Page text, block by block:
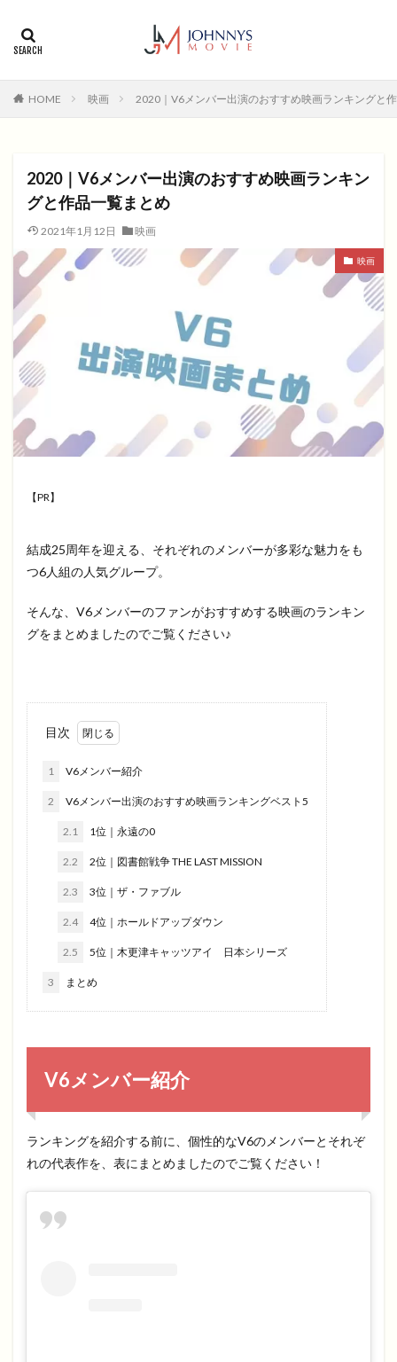
HOME 映画 2020｜V6メンバー出演のおすすめ映画ランキングと
2020｜V6メンバー出演のおすすめ映画ランキン
グと作品一覧まとめ
2021年1月12日 映画
映画
【PR】
結成25周年を迎える、それぞれのメンバーが多彩な魅力をも
つ6人組の人気グループ。
そんな、V6メンバーのファンがおすすめする映画のランキン
グをまとめましたのでご覧ください♪
目次
1 V6メンバー紹介
2 V6メンバー出演のおすすめ映画ランキングベスト5
2.1 1位｜永遠の0
2.2 2位｜図書館戦争 THE LAST MISSION
2.3 3位｜ザ・ファブル
2.4 4位｜ホールドアップダウン
2.5 5位｜木更津キャッツアイ 日本シリーズ
3 まとめ
V6メンバー紹介
ランキングを紹介する前に、個性的なV6のメンバーとそれぞ
れの代表作を、表にまとめましたのでご覧ください！
2018年
SF アクション
アニメ
ヒューマンドラマ映画
ファンタジー映画
ホラー
検索